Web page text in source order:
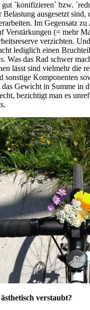
gut ´konifizieren` bzw.
Belastung ausgesetzt sind,
Im Gegensatz
Verstärkungen (= mehr
verzichten.
lediglich einen
Was das Rad schwer
lässt sind vielmehr die
sonstige Komponenten
das Gewicht in Summe in
bezichtigt man es
verstaubt?